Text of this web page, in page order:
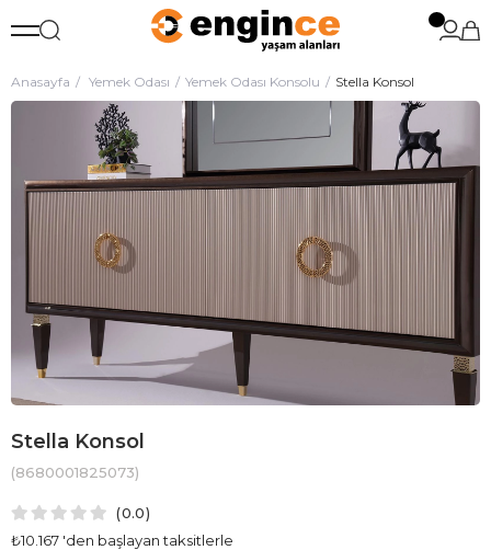
Anasayfa Yemek Odası Yemek Odası Konsolu Stella Konsol
Stella Konsol
(8680001825073)
0.0
₺10.167 'den başlayan taksitlerle